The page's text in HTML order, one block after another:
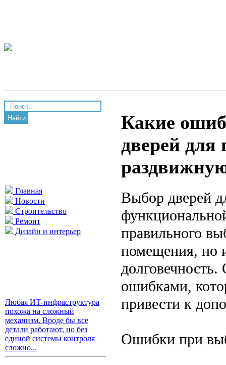
Найти
Главная
Новости
Строительство
Ремонт
Дизайн и интерьер
Любая ИТ-инфраструктура
похожа на сложный
механизм. Вроде бы все
детали работают, но без
единой системы контроля
сложно...
Какие
дверей для
Выбор дверей
правильного
помещения, но
ошибками,
привести к
Ошибки при